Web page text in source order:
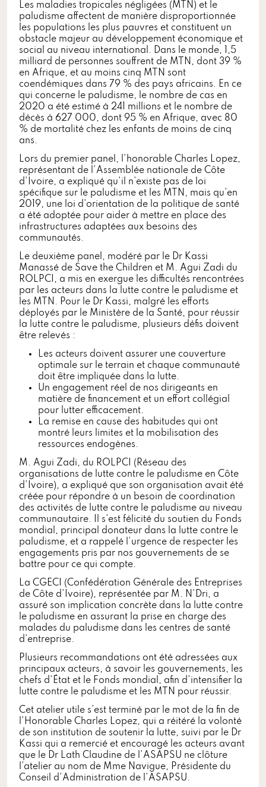
Les maladies tropicales négligées (MTN) et le
paludisme affectent de manière disproportionnée
les populations les plus pauvres et constituent un
obstacle majeur au développement économique et
social au niveau international. Dans le monde, 1,5
milliard de personnes souffrent de MTN, dont 39 %
en Afrique, et au moins cinq MTN sont
coendémiques dans 79 % des pays africains. En ce
qui concerne le paludisme, le nombre de cas en
2020 a été estimé à 241 millions et le nombre de
décès à 627 000, dont 95 % en Afrique, avec 80
% de mortalité chez les enfants de moins de cinq
ans.
Lors du premier panel, l'honorable Charles Lopez,
représentant de l'Assemblée nationale de Côte
d'Ivoire, a expliqué qu'il n'existe pas de loi
spécifique sur le paludisme et les MTN, mais qu'en
2019, une loi d'orientation de la politique de santé
a été adoptée pour aider à mettre en place des
infrastructures adaptées aux besoins des
communautés.
Le deuxième panel, modéré par le Dr Kassi
Manassé de Save the Children et M. Agui Zadi du
ROLPCI, a mis en exergue les difficultés rencontrées
par les acteurs dans la lutte contre le paludisme et
les MTN. Pour le Dr Kassi, malgré les efforts
déployés par le Ministère de la Santé, pour réussir
la lutte contre le paludisme, plusieurs défis doivent
être relevés :
Les acteurs doivent assurer une couverture
optimale sur le terrain et chaque communauté
doit être impliquée dans la lutte.
Un engagement réel de nos dirigeants en
matière de financement et un effort collégial
pour lutter efficacement.
La remise en cause des habitudes qui ont
montré leurs limites et la mobilisation des
ressources endogènes.
M. Agui Zadi, du ROLPCI (Réseau des
organisations de lutte contre le paludisme en Côte
d'Ivoire), a expliqué que son organisation avait été
créée pour répondre à un besoin de coordination
des activités de lutte contre le paludisme au niveau
communautaire. Il s'est félicité du soutien du Fonds
mondial, principal donateur dans la lutte contre le
paludisme, et a rappelé l'urgence de respecter les
engagements pris par nos gouvernements de se
battre pour ce qui compte.
La CGECI (Confédération Générale des Entreprises
de Côte d'Ivoire), représentée par M. N'Dri, a
assuré son implication concrète dans la lutte contre
le paludisme en assurant la prise en charge des
malades du paludisme dans les centres de santé
d'entreprise.
Plusieurs recommandations ont été adressées aux
principaux acteurs, à savoir les gouvernements, les
chefs d'État et le Fonds mondial, afin d'intensifier la
lutte contre le paludisme et les MTN pour réussir.
Cet atelier utile s'est terminé par le mot de la fin de
l'Honorable Charles Lopez, qui a réitéré la volonté
de son institution de soutenir la lutte, suivi par le Dr
Kassi qui a remercié et encouragé les acteurs avant
que le Dr Lath Claudine de l'ASAPSU ne clôture
l'atelier au nom de Mme Navigue, Présidente du
Conseil d'Administration de l'ASAPSU.